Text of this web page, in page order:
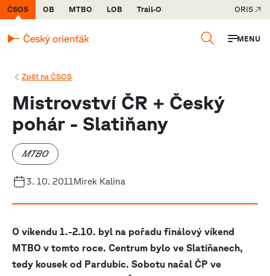
ČSOS OB MTBO LOB Trail-O ORIS
MENU
Zpět na ČSOS
Mistrovství ČR + Český
pohár - Slatiňany
MTBO
3. 10. 2011Mirek Kalina
O víkendu 1.-2.10. byl na pořadu finálový víkend
MTBO v tomto roce. Centrum bylo ve Slatiňanech,
tedy kousek od Pardubic. Sobotu načal ČP ve